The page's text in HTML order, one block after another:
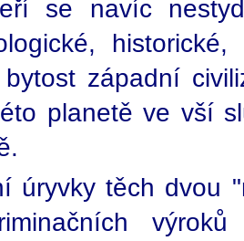
se navíc
západní
planetě ve vší
úryvky těch dvou